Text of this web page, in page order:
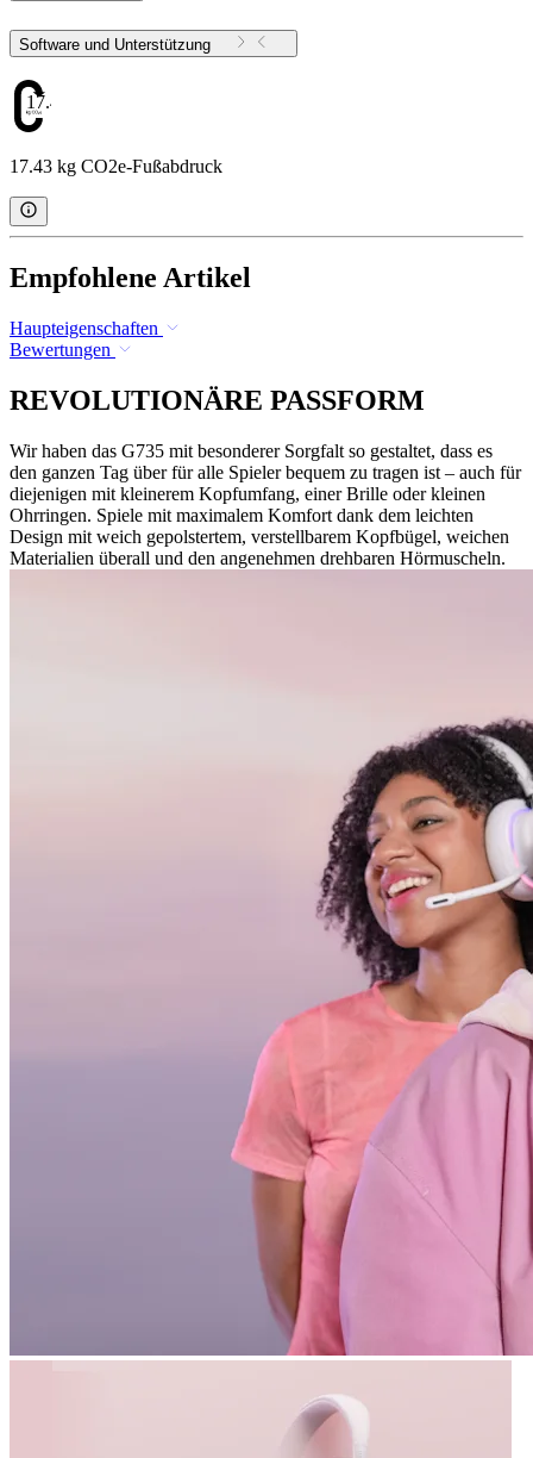
Software und Unterstützung
17.43
17.43 kg CO2e-Fußabdruck
Empfohlene Artikel
Haupteigenschaften
Bewertungen
REVOLUTIONÄRE PASSFORM
Wir haben das G735 mit besonderer Sorgfalt so gestaltet, dass es
den ganzen Tag über für alle Spieler bequem zu tragen ist – auch für
diejenigen mit kleinerem Kopfumfang, einer Brille oder kleinen
Ohrringen. Spiele mit maximalem Komfort dank dem leichten
Design mit weich gepolstertem, verstellbarem Kopfbügel, weichen
Materialien überall und den angenehmen drehbaren Hörmuscheln.